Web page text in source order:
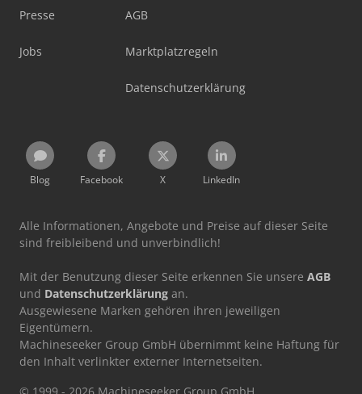
Presse
Jobs
AGB
Marktplatzregeln
Datenschutzerklärung
Blog Facebook X LinkedIn
Alle Informationen, Angebote und Preise auf dieser Seite
sind freibleibend und unverbindlich!
Mit der Benutzung dieser Seite erkennen Sie unsere AGB
und Datenschutzerklärung an.
Ausgewiesene Marken gehören ihren jeweiligen
Eigentümern.
Machineseeker Group GmbH übernimmt keine Haftung für
den Inhalt verlinkter externer Internetseiten.